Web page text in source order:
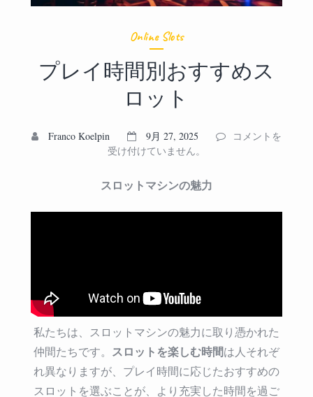
Online Slots
プレイ時間別おすすめス
ロット
Franco Koelpin 9月 27, 2025
プ
ト
は
コメントを
受け付けていません。
スロットマシンの魅力
私たちは、スロットマシンの魅力に取り憑かれた
仲間たちです。 スロットを楽しむ時間は人それぞ
れ異なりますが、プレイ時間に応じたおすすめの
スロットを選ぶことが、より充実した時間を過ご